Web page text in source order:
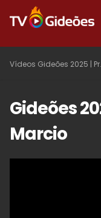
Vídeos Gideões 2025 |
Gideões
Marcio